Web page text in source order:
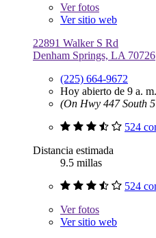
Verfotos
Ver sitio web
22891 Walker S Rd
Denham Springs, LA 70726
(225) 664-9672
Hoy abierto de 9 a.
(On Hwy 447 South
524
Distancia estimada
9.5 millas
524
Verfotos
Ver sitio web